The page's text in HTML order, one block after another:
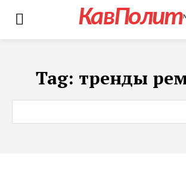
КавПолит
Tag: тренды